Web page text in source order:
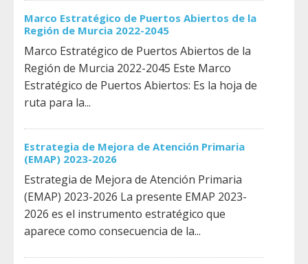
Marco Estratégico de Puertos Abiertos de la
Región de Murcia 2022-2045
Marco Estratégico de Puertos Abiertos de la
Región de Murcia 2022-2045 Este Marco
Estratégico de Puertos Abiertos: Es la hoja de
ruta para la...
Estrategia de Mejora de Atención Primaria
(EMAP) 2023-2026
Estrategia de Mejora de Atención Primaria
(EMAP) 2023-2026 La presente EMAP 2023-
2026 es el instrumento estratégico que
aparece como consecuencia de la...